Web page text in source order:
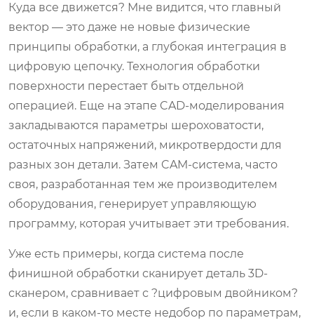
Куда все движется? Мне видится, что главный
вектор — это даже не новые физические
принципы обработки, а глубокая интеграция в
цифровую цепочку. Технология обработки
поверхности перестает быть отдельной
операцией. Еще на этапе CAD-моделирования
закладываются параметры шероховатости,
остаточных напряжений, микротвердости для
разных зон детали. Затем CAM-система, часто
своя, разработанная тем же производителем
оборудования, генерирует управляющую
программу, которая учитывает эти требования.
Уже есть примеры, когда система после
финишной обработки сканирует деталь 3D-
сканером, сравнивает с ?цифровым двойником?
и, если в каком-то месте недобор по параметрам,